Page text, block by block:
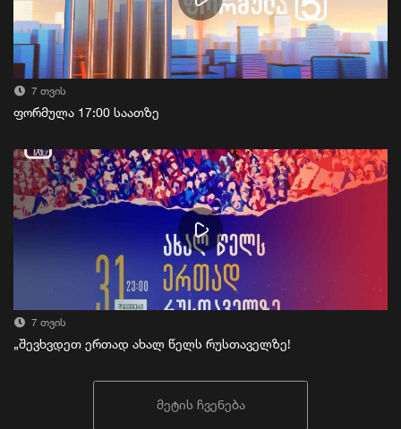
7 თვის
ფორმულა 17:00 საათზე
7 თვის
„შევხვდეთ ერთად ახალ წელს რუსთაველზე!
მეტის ჩვენება